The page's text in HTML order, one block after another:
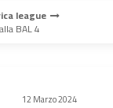
league
BAL 4
12 Marzo 2024